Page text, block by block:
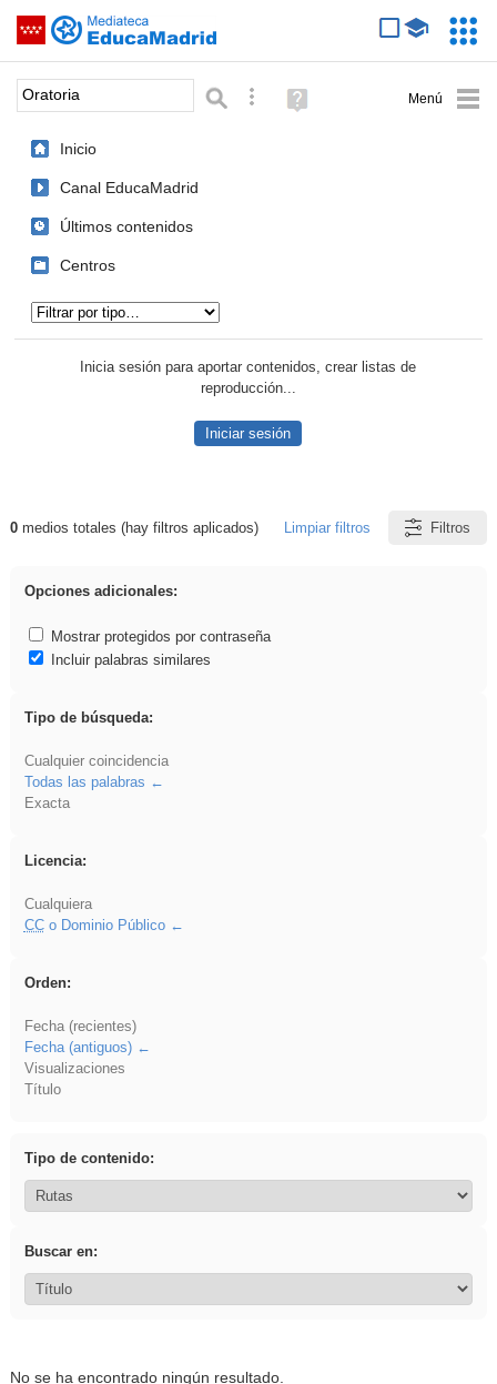
Saltar navegación
Palabra o frase: Búsqueda avanzada
Ayuda
(en
Inicio
Canal EducaMadrid
Últimos contenidos
Centros
Inicia sesión para aportar contenidos, crear listas de
reproducción...
Iniciar sesión
Resultados de: Oratoria
0medios totales (hay filtros aplicados) Limpiar filtros Filtros
Opciones adicionales:
Mostrar protegidos por contraseña
Incluir palabras similares
Tipo de búsqueda:
Cualquier coincidencia
Todas las palabras
Exacta
Licencia:
Cualquiera
CCo Dominio Público
Orden:
Fecha (recientes)
Fecha (antiguos)
Visualizaciones
Título
Tipo de contenido:
Buscar en:
No se ha encontrado ningún resultado.